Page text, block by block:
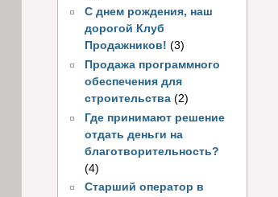
С днем рождения, наш
дорогой Клуб
Продажников! (3)
Продажа программного
обеспечения для
строительства (2)
Где принимают решение
отдать деньги на
благотворительность?
(4)
Старший оператор в